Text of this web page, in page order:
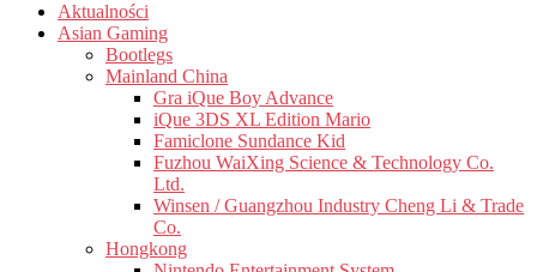
Aktualności
Asian Gaming
Bootlegs
Mainland China
Gra iQue Boy Advance
iQue 3DS XL Edition Mario
Famiclone Sundance Kid
Fuzhou WaiXing Science & Technology Co.
Ltd.
Winsen / Guangzhou Industry Cheng Li & Trade
Co.
Hongkong